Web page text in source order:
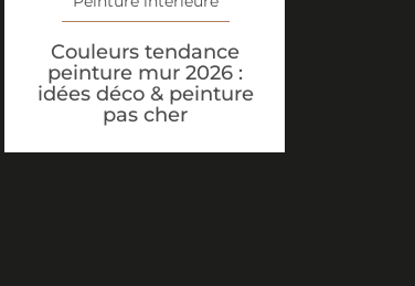
Couleurs tendance
peinture mur 2026 :
idées déco & peinture
pas cher